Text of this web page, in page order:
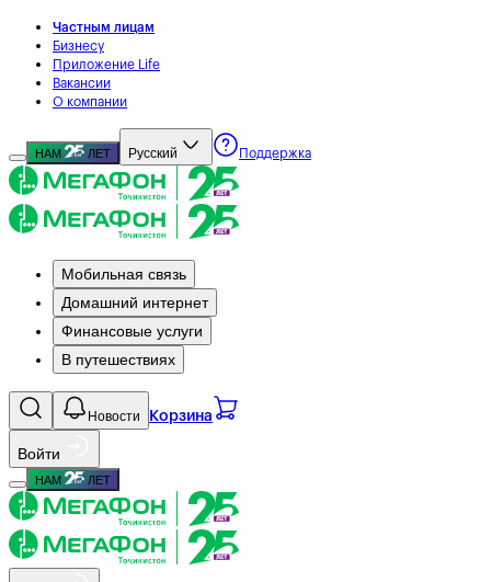
Частным лицам
Бизнесу
Приложение Life
Вакансии
О компании
НАМ ЛЕТ Русский Поддержка
Мобильная связь
Домашний интернет
Финансовые услуги
В путешествиях
Новости Корзина
Войти
НАМ ЛЕТ